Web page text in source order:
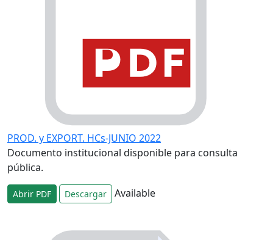
PROD. y EXPORT. HCs-JUNIO 2022
Documento institucional disponible para consulta
pública.
Abrir PDF Descargar Available